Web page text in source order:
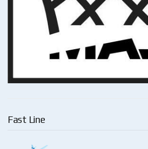
Fast Line